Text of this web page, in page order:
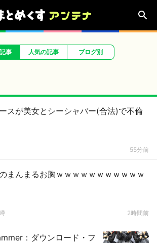
事 人気の記事 ブログ別
スが美女とシーシャバー(合法)で不倫
55分前
まんまるお胸ｗｗｗｗｗｗｗｗｗｗｗ
2時間前
：ダウンロード・フ